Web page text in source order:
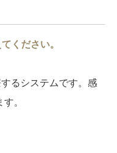
ください。
るシステムです。感
。